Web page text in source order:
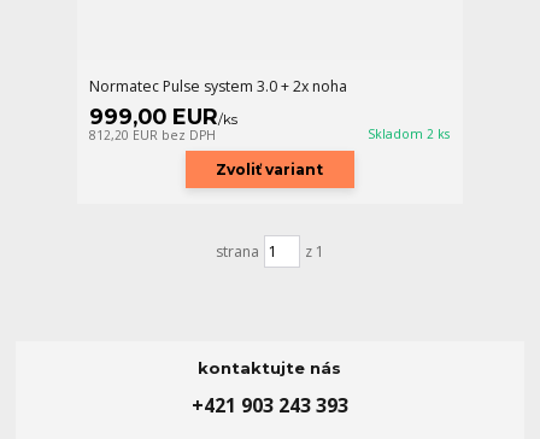
Normatec Pulse system 3.0 + 2x noha
999,00 EUR/ks
812,20 EUR bez DPH Skladom 2 ks
Zvoliť variant
strana z 1
kontaktujte nás
+421 903 243 393